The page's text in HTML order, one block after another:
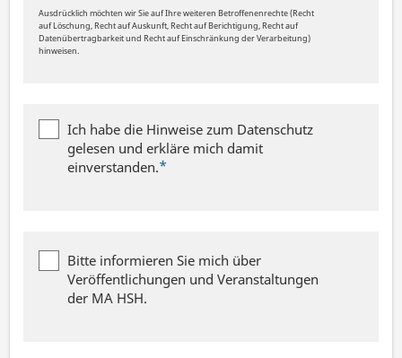
Ausdrücklich möchten wir Sie auf Ihre weiteren Betroffenenrechte (Recht
auf Löschung, Recht auf Auskunft, Recht auf Berichtigung, Recht auf
Datenübertragbarkeit und Recht auf Einschränkung der Verarbeitung)
hinweisen.
Weitere
Angaben
Datenschutz
Pflichtfeld
Ich habe die Hinweise zum Datenschutz
gelesen und erkläre mich damit
einverstanden.*
Weitere
Angaben
Bitte informieren Sie mich über
Veröffentlichungen und Veranstaltungen
der MA HSH.